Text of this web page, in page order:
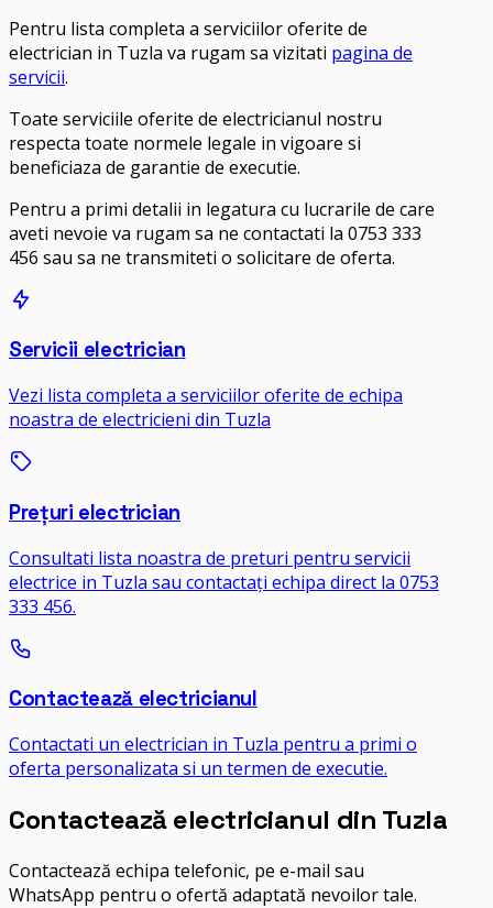
Pentru lista completa a serviciilor oferite de
electrician in Tuzla va rugam sa vizitati pagina de
servicii.
Toate serviciile oferite de electricianul nostru
respecta toate normele legale in vigoare si
beneficiaza de garantie de executie.
Pentru a primi detalii in legatura cu lucrarile de care
aveti nevoie va rugam sa ne contactati la 0753 333
456 sau sa ne transmiteti o solicitare de oferta.
Servicii electrician
Vezi lista completa a serviciilor oferite de echipa
noastra de electricieni din Tuzla
Prețuri electrician
Consultati lista noastra de preturi pentru servicii
electrice in Tuzla sau contactați echipa direct la 0753
333 456.
Contactează electricianul
Contactati un electrician in Tuzla pentru a primi o
oferta personalizata si un termen de executie.
Contactează electricianul din Tuzla
Contactează echipa telefonic, pe e-mail sau
WhatsApp pentru o ofertă adaptată nevoilor tale.